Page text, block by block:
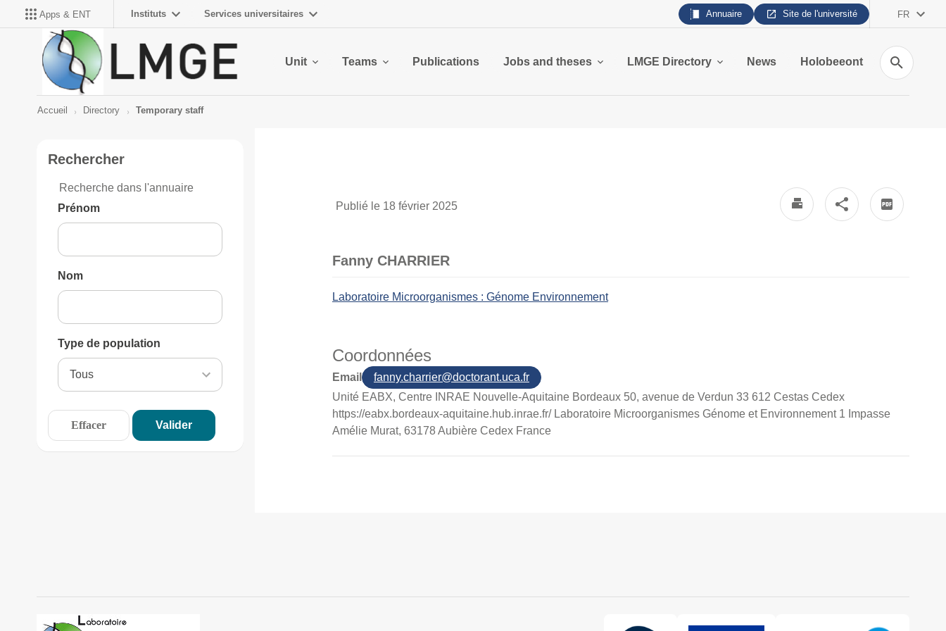
Apps & ENT Instituts Services universitaires Annuaire Site de l'université FR
Unit Teams Publications Jobs and theses LMGE Directory News Holobeeont
Recherche
Accueil Directory Temporary staff
Publié le 18 février 2025
Fanny CHARRIER
Laboratoire Microorganismes : Génome Environnement
Coordonnées
Email
fanny.charrier@doctorant.uca.fr
Unité EABX, Centre INRAE Nouvelle-Aquitaine Bordeaux 50, avenue de Verdun 33 612 Cestas Cedex
https://eabx.bordeaux-aquitaine.hub.inrae.fr/ Laboratoire Microorganismes Génome et Environnement 1 Impasse
Amélie Murat, 63178 Aubière Cedex France
Rechercher
Recherche dans l'annuaire
Prénom
Nom
Type de population